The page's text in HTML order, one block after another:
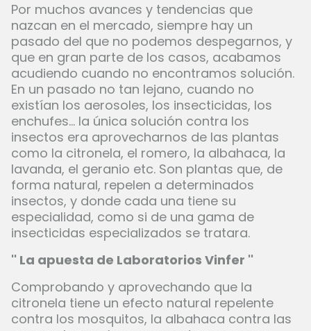
Por muchos avances y tendencias que
nazcan en el mercado, siempre hay un
pasado del que no podemos despegarnos, y
que en gran parte de los casos, acabamos
acudiendo cuando no encontramos solución.
En un pasado no tan lejano, cuando no
existían los aerosoles, los insecticidas, los
enchufes... la única solución contra los
insectos era aprovecharnos de las plantas
como la citronela, el romero, la albahaca, la
lavanda, el geranio etc. Son plantas que, de
forma natural, repelen a determinados
insectos, y donde cada una tiene su
especialidad, como si de una gama de
insecticidas especializados se tratara.
'' La apuesta de Laboratorios Vinfer ''
Comprobando y aprovechando que la
citronela tiene un efecto natural repelente
contra los mosquitos, la albahaca contra las